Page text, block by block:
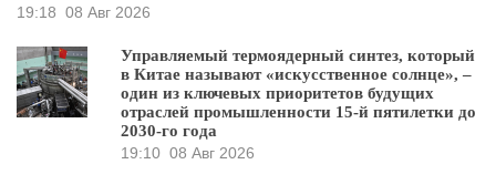
19:18 08 Авг 2026
Управляемый термоядерный синтез, который
в Китае называют «искусственное солнце», –
один из ключевых приоритетов будущих
отраслей промышленности 15-й пятилетки до
2030-го года
19:10 08 Авг 2026